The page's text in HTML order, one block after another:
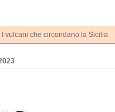
I vulcani che circondano la Sicilia